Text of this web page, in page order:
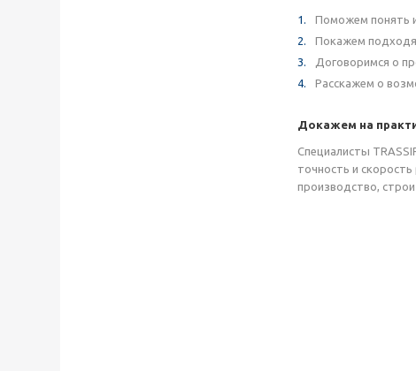
Поможем понять
Покажем
Договоримся о
Расскажем о
Докажем на
Специалисты
точность и
производство,